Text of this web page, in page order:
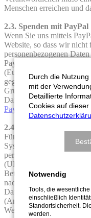
Menschen erreichen und
2.3. Spenden mit PayPal
Wenn Sie uns mittels
Website, so dass wir
personenbezogenen
PayPal werden Ihre
(Europe) S.à r.l. et Cie,
gegebenenfalls mittelbar
Gruppe im Ausland
Datenverarbeitung finden
PayPal
2.4. Tracking mit Matomo
Für Marketingzwecke
System Matomo
personenbezogenen
(URL), verweisende
Betriebssystem,
nach der Erhebung
Datenverarbeitung ist das
(Art. 6 Abs. 1 lit. f
Weiterentwicklung der
Durch die
mit der
Detaillierte
Cookies auf
Notwendig
Tools, die
einschließlich
Standortsicherheit.
werden.